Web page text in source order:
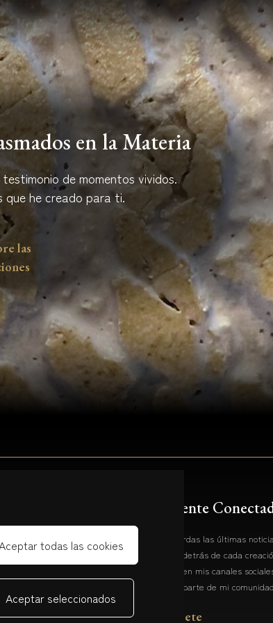
en la Materia
de momentos vividos.
que he creado para ti.
las
o tienes una visión
para crear piezas a
es un viaje artístico que
guiarte en cada paso.
Mantente
No te pierdas las últimas
historias detrás de cada
sígueme en mis canales
y formar parte de mi
Inscríbete
todas las cookies
Aceptar seleccionados